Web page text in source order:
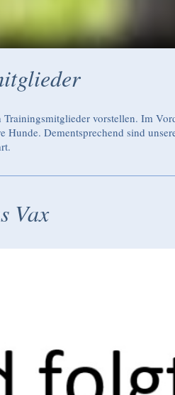
vorstellen. Im
Dementsprechend sind
Vax